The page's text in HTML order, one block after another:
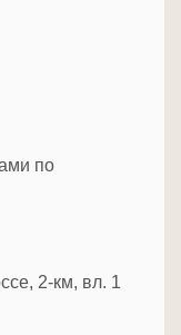
по
2-км, вл. 1